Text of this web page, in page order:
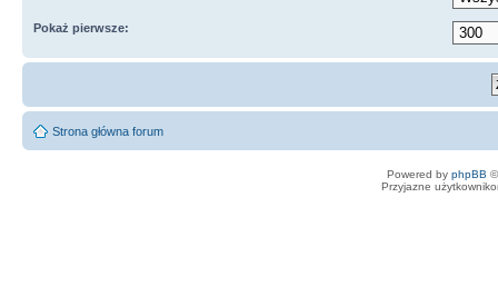
Pokaż pierwsze:
Strona główna forum
Powered by phpBB
Przyjazne